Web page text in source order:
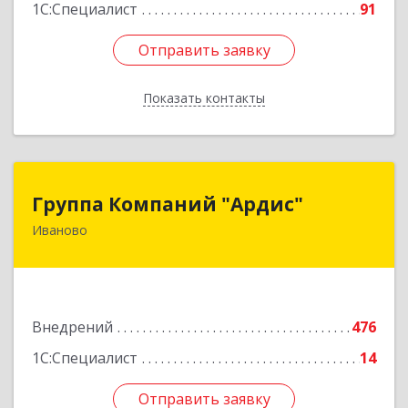
1С:Специалист 91
Отправить заявку
Показать контакты
Отправить заявку
Назад
Группа Компаний "Ардис"
Иваново
Внедрений
476
1С:Специалист
14
Отправить заявку
Группа Компаний "Ардис"
153002, Ивановская обл, Иваново г, 9 Января
Отправить заявку